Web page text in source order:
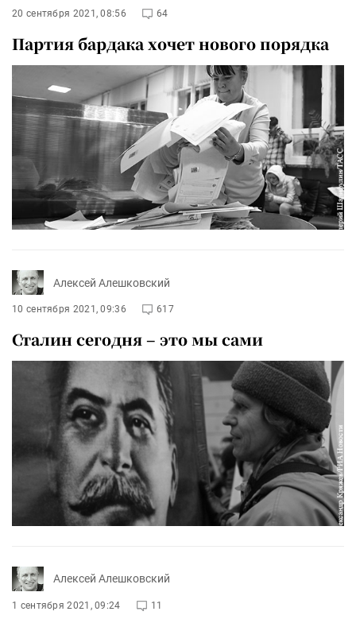
20 сентября 2021, 08:56 64
Партия бардака хочет нового порядка
Алексей Алешковский
10 сентября 2021, 09:36 617
Сталин сегодня – это мы сами
Алексей Алешковский
1 сентября 2021, 09:24 11